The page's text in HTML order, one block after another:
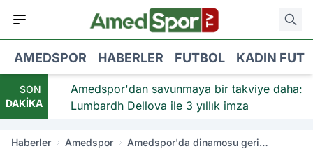
AMEDSPOR HABERLER FUTBOL KADIN
SON
DAKİKA
Amedspor'dan savunmaya bir takviye daha:
Lumbardh Dellova ile 3 yıllık imza
Haberler Amedspor
Amedspor'da dinamosu geri